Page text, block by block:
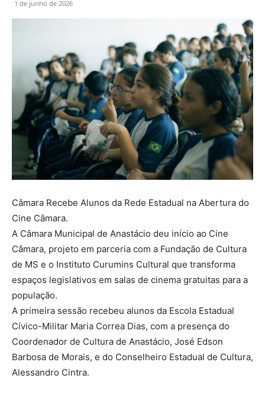
1 de junho de 2026
Câmara Recebe Alunos da Rede Estadual na Abertura do
Cine Câmara.
A Câmara Municipal de Anastácio deu início ao Cine
Câmara, projeto em parceria com a Fundação de Cultura
de MS e o Instituto Curumins Cultural que transforma
espaços legislativos em salas de cinema gratuitas para a
população.
A primeira sessão recebeu alunos da Escola Estadual
Cívico-Militar Maria Correa Dias, com a presença do
Coordenador de Cultura de Anastácio, José Edson
Barbosa de Morais, e do Conselheiro Estadual de Cultura,
Alessandro Cintra.